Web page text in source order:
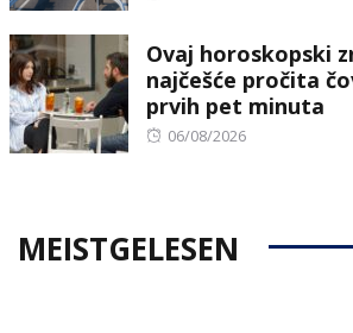
Ovaj horoskopski
najčešće pročita
prvih pet minuta
Posted
06/08/2026
MEISTGELESEN